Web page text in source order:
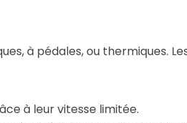
à pédales, ou thermiques.
à leur vitesse limitée.